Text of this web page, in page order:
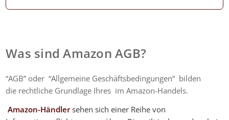
Was sind Amazon AGB?
“AGB” oder “Allgemeine Geschäftsbedingungen“ bilden
die rechtliche Grundlage Ihres im Amazon-Handels.
Amazon-Händlersehen sich einer Reihe von